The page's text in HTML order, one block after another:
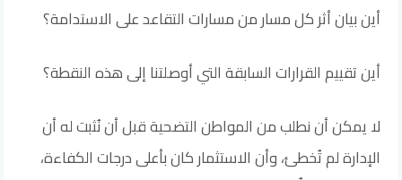
أين بيان أثر كل مسار من مسارات التقاعد على الاستدامة؟
أين تقييم القرارات السابقة التي أوصلتنا إلى هذه النقطة؟
لا يمكن أن نطلب من المواطن التضحية قبل أن نُثبت له أن
الإدارة لم تُخطئ، وأن الاستثمار كان بأعلى درجات الكفاءة،